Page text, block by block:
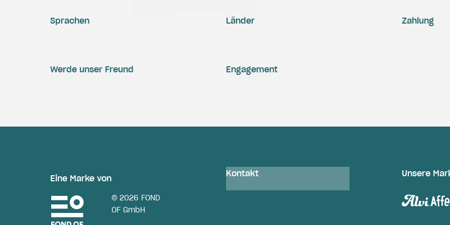
Zahlung
Engagement
Werde unser Freund
Sprachen Länder
Eine Marke von
© 2026 FOND
OF GmbH
Kontakt Unsere